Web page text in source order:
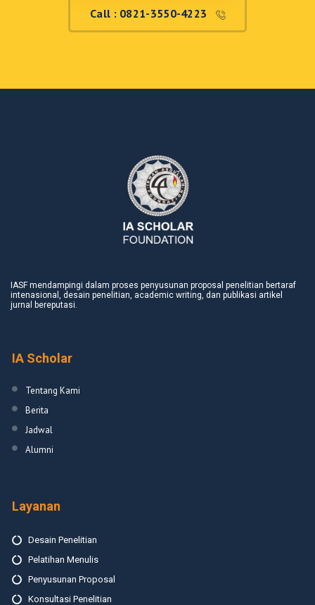
Call : 0821-3550-4223
IASF mendampingi dalam proses penyusunan proposal penelitian bertaraf
intenasional, desain penelitian, academic writing, dan publikasi artikel
jurnal bereputasi.
IA Scholar
Tentang Kami
Berita
Jadwal
Alumni
Layanan
Desain Penelitian
Pelatihan Menulis
Penyusunan Proposal
Konsultasi Penelitian